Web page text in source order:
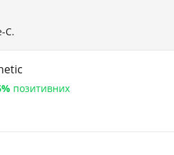
С.
позитивних